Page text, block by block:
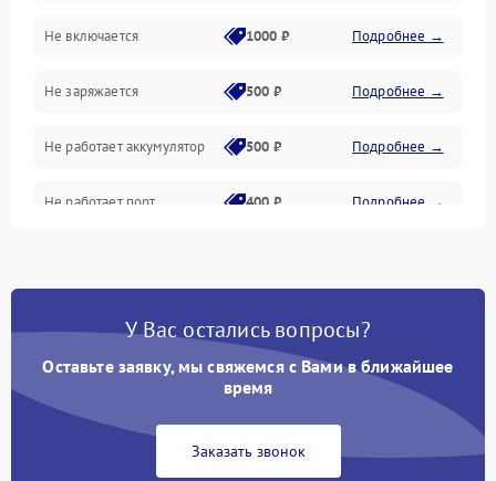
Проблемы с картами памяти
Объективы
Программные сбои
Коммуникации и интерфейсы
Не включается 1000 ₽ Подробнее →
Не заряжается 500 ₽ Подробнее →
Не работает аккумулятор 500 ₽ Подробнее →
Не работает порт 400 ₽ Подробнее →
У Вас остались вопросы?
Оставьте заявку, мы свяжемся с Вами в ближайшее
время
Заказать звонок